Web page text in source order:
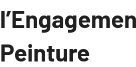
Peinture